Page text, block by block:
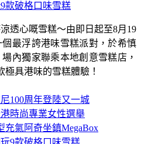
款破格口味雪糕
透心嘅雪糕～由即日起至8月19
個最浮誇港味雪糕派對，於希慎
內獨家聯乘本地創意雪糕店，
極具港味的雪糕體驗！